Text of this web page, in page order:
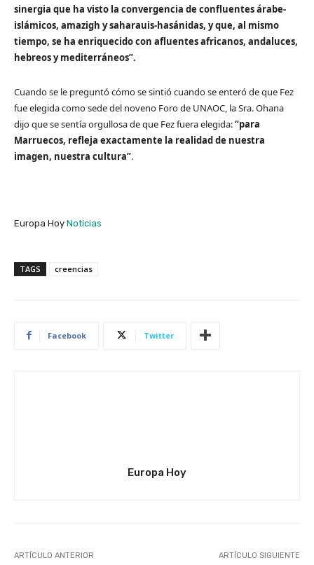
sinergia que ha visto la convergencia de confluentes árabe-
islámicos, amazigh y saharauis-hasánidas, y que, al mismo
tiempo, se ha enriquecido con afluentes africanos, andaluces,
hebreos y mediterráneos”.
Cuando se le preguntó cómo se sintió cuando se enteró de que Fez
fue elegida como sede del noveno Foro de UNAOC, la Sra. Ohana
dijo que se sentía orgullosa de que Fez fuera elegida:“para
Marruecos, refleja exactamente la realidad de nuestra
imagen, nuestra cultura”.
Europa Hoy Noticias
TAGS creencias
Facebook Twitter
Europa Hoy
ARTÍCULO ANTERIOR ARTÍCULO SIGUIENTE